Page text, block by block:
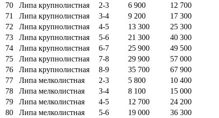
70
Липа крупнолистная 2-3 6 900
12 700
71
Липа крупнолистная 3-4 9 200
17 300
72
Липа крупнолистная 4-5 13 300
25 300
73
Липа крупнолистная 5-6 21 300
40 300
74
Липа крупнолистная 6-7 25 900
49 500
75
Липа крупнолистная 7-8 29 900
57 000
76
Липа крупнолистная 8-9 35 700
67 900
77
Липа мелколистная 2-3 5 800
10 400
78
Липа мелколистная 3-4 8 100
15 000
79
Липа мелколистная 4-5 12 700
24 200
80
Липа мелколистная 5-6 19 000
36 300